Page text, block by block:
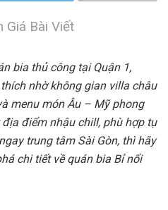
Giá Bài Viết
bia thủ công tại Quận 1,
nhờ không gian villa châu
menu món Âu – Mỹ phong
điểm nhậu chill, phù hợp tụ
trung tâm Sài Gòn, thì hãy
chi tiết về quán bia Bỉ nổi